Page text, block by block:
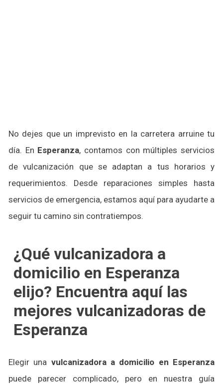
No dejes que un imprevisto en la carretera arruine tu
día. En Esperanza, contamos con múltiples servicios
de vulcanización que se adaptan a tus horarios y
requerimientos. Desde reparaciones simples hasta
servicios de emergencia, estamos aquí para ayudarte a
seguir tu camino sin contratiempos.
¿Qué vulcanizadora a
domicilio en Esperanza
elijo? Encuentra aquí las
mejores vulcanizadoras de
Esperanza
Elegir una vulcanizadora a domicilio en Esperanza
puede parecer complicado, pero en nuestra guía